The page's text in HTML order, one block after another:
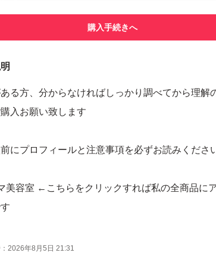
購入手続きへ
る方、分からなければしっかり調べてから理解
入お願い致します
にプロフィールと注意事項を必ずお読みくださ
美容室 ←こちらをクリックすれば私の全商品に
白髪染め ←こちらから他の色も閲覧可能なので是
2026年8月5日 21:31